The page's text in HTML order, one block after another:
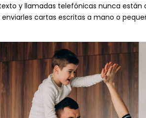
y llamadas telefónicas nunca están
cartas escritas a mano o